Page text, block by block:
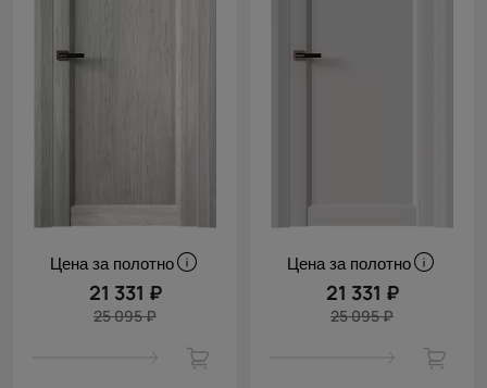
Цена за полотно
21 331 ₽
25 095 ₽
Цена за полотно
21 331 ₽
25 095 ₽